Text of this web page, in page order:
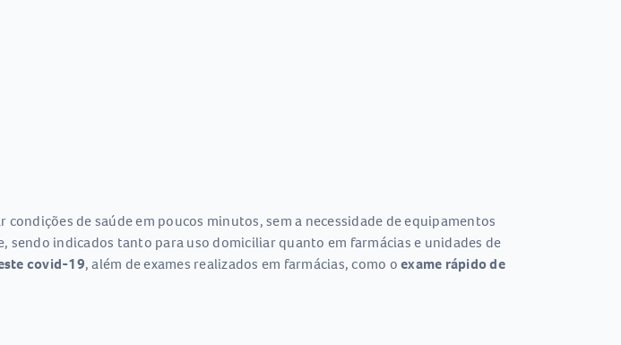
de saúde em poucos minutos, sem a necessidade de equipamentos
indicados tanto para uso domiciliar quanto em farmácias e unidades de
covid-19, além de exames realizados em farmácias, como o exame rápido de